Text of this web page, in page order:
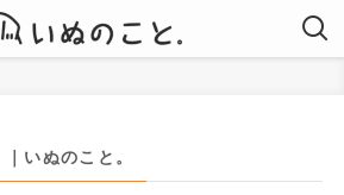
｜いぬのこと。